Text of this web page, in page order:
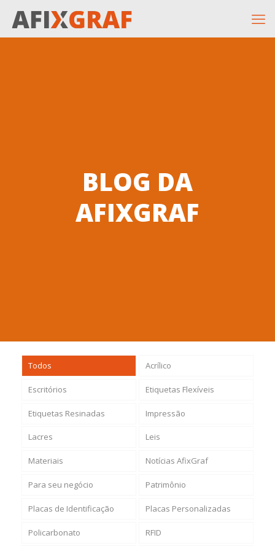
BLOG DA
AFIXGRAF
Todos Acrílico
Escritórios Etiquetas Flexíveis
Etiquetas Resinadas Impressão
Lacres Leis
Materiais Notícias AfixGraf
Para seu negócio Patrimônio
Placas de Identificação Placas Personalizadas
Policarbonato RFID